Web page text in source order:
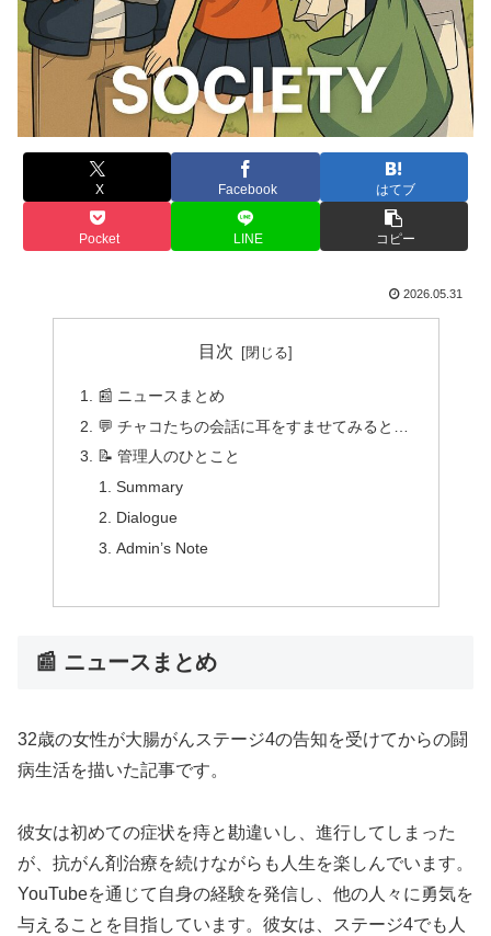
X Facebook はてブ
Pocket LINE コピー
2026.05.31
目次
📰 ニュースまとめ
💬 チャコたちの会話に耳をすませてみると…
📝 管理人のひとこと
Summary
Dialogue
Admin’s Note
📰 ニュースまとめ
32歳の女性が大腸がんステージ4の告知を受けてからの闘
病生活を描いた記事です。
彼女は初めての症状を痔と勘違いし、進行してしまった
が、抗がん剤治療を続けながらも人生を楽しんでいます。
YouTubeを通じて自身の経験を発信し、他の人々に勇気を
与えることを目指しています。彼女は、ステージ4でも人